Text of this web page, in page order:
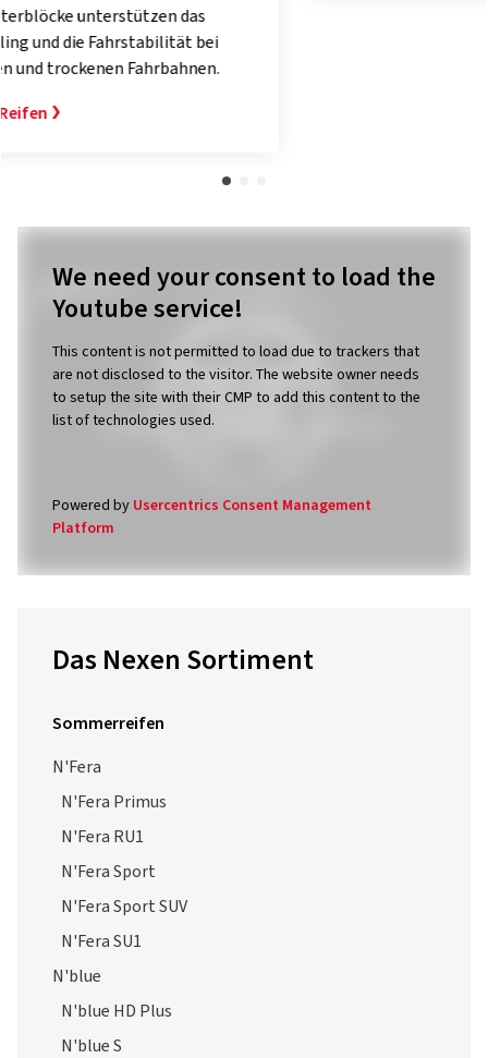
We need your consent to load the
list of technologies used.
Powered byUsercentrics Consent Management
Platform
Das Nexen Sortiment
Sommerreifen
N'Fera Primus
N'Fera Sport